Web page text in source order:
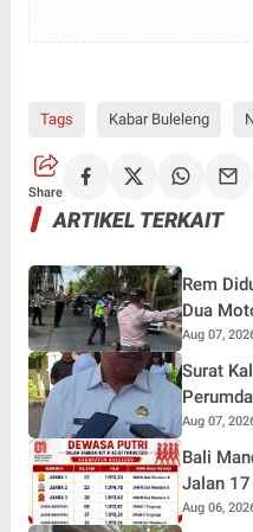
Tags Kabar Buleleng
Share
ARTIKEL TERKAIT
Rem
Dua
Terluka
Aug 07,
Surat
Pansel:
Aug 07,
Bali
Jalan
RI ke-81
Aug 06,